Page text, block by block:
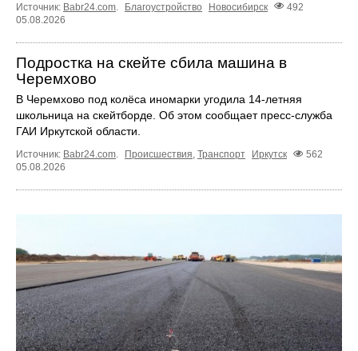
Источник: Babr24.com Благоустройство Новосибирск
492
05.08.2026
Подростка на скейте сбила машина в
Черемхово
В Черемхово под колёса иномарки угодила 14‑летняя
школьница на скейтборде. Об этом сообщает пресс‑служба
ГАИ Иркутской области.
Источник: Babr24.com Происшествия Транспорт Иркутск
562
05.08.2026